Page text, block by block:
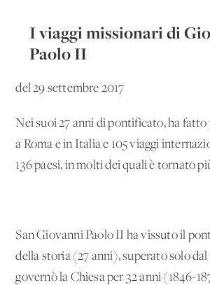
I viaggi missionari di
Paolo II
del 29 settembre 2017
Nei suoi 27 anni di pontificato, ha
a Roma e in Italia e 105 viaggi
136 paesi, in molti dei quali è tornato
San Giovanni Paolo II ha vissuto il
della storia (27 anni), superato solo
governò la Chiesa per 32 anni (1846-